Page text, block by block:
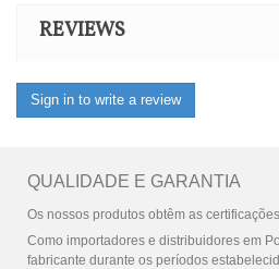
REVIEWS
Sign in to write a review
QUALIDADE E GARANTIA
Os nossos produtos obtêm as
Como importadores e distribuidores em
fabricante durante os períodos